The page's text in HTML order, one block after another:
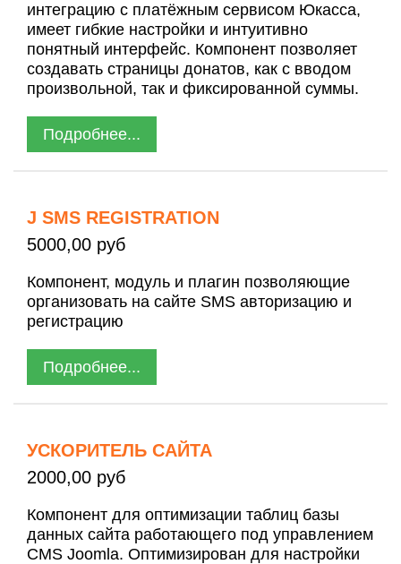
интеграцию с платёжным сервисом Юкасса,
имеет гибкие настройки и интуитивно
понятный интерфейс. Компонент позволяет
создавать страницы донатов, как с вводом
произвольной, так и фиксированной суммы.
Подробнее...
J SMS REGISTRATION
5000,00 руб
Компонент, модуль и плагин позволяющие
организовать на сайте SMS авторизацию и
регистрацию
Подробнее...
УСКОРИТЕЛЬ САЙТА
2000,00 руб
Компонент для оптимизации таблиц базы
данных сайта работающего под управлением
CMS Joomla. Оптимизирован для настройки